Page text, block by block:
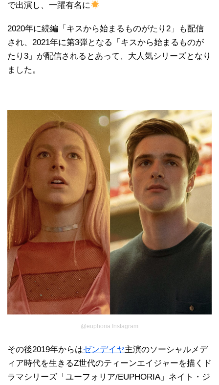
で出演し、一躍有名に
2020年に続編「キスから始まるものがたり2」も配信
され、2021年に第3弾となる「キスから始まるものが
たり3」が配信されるとあって、大人気シリーズとなり
ました。
@euphoria Instagram
その後2019年からはゼンデイヤ主演のソーシャルメデ
ィア時代を生きるZ世代のティーンエイジャーを描くド
ラマシリーズ「ユーフォリア/EUPHORIA」ネイト・ジ